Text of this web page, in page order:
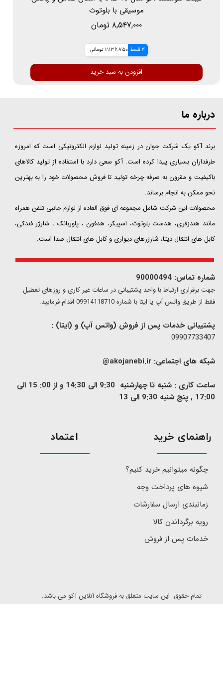
موسیقی با بلوتوث
۸,۵۴۷,۰۰۰ تومان
4 قسط 2,136,750 تومانی
افزودن به سبد خرید
درباره ما
​​​​​​​برند آکو یک شرکت جوان در زمینه تولید لوازم الکترونیکی است که امروزه
طرفداران بسیاری پیدا کرده است. آکو سعی دارد با استفاده از تولید کالاهای
باکیفیت و مقرون به صرفه چرخه تولید تا فروش محصولات خود را به بهترین
نحو ممکن به انجام برساند.
محصولات این شرکت شامل مجموعه ای فوق العاده از لوازم جانبی تلفن همراه
مانند هندزفری، هدست بلوتوث، اسپیکر، هدفون ، پاوربانک ، شارژر فندکی،
کابل های انتقال دیتا، شارژرهای دیواری و کابل های انتقال صدا است.
شماره تماس: 90000494
​​جهت برقراری ارتباط با واحد پشتیبانی در ساعات غیر کاری و روزهای تعطیل
فقط از طریق واتس آپ یا ایتا با شماره 09914118710 اقدام فرمایید.
پشتیبانی خدمات پس از فروش (واتس آپ) و (ایتا) :
09907733407
شبکه های اجتماعی: akojanebi.ir@
ساعت کاری : شنبه تا چهارشنبه 9:30 الی 14:30 و از 00: 15 الی
17:00 , پنج شنبه 9:30 الی 13
​راهنمای خرید
چگونه میتوانیم خرید کنیم؟
شیوه های پرداخت وجه
زمانبندی ارسال سفارشات
رویه برگرداندن کالا
خدمات پس از فروش
تمام حقوق این سایت متعلق به فروشگاه آنلاین آکو می باشد.
اعتماد